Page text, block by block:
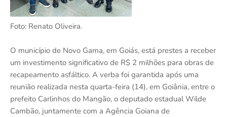
Foto: Renato Oliveira.
O município de Novo Gama, em Goiás, está prestes a receber
um investimento significativo de R$ 2 milhões para obras de
recapeamento asfáltico. A verba foi garantida após uma
reunião realizada nesta quarta-feira (14), em Goiânia, entre o
prefeito Carlinhos do Mangão, o deputado estadual Wilde
Cambão, juntamente com a Agência Goiana de